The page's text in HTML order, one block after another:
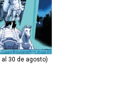
30 de agosto)